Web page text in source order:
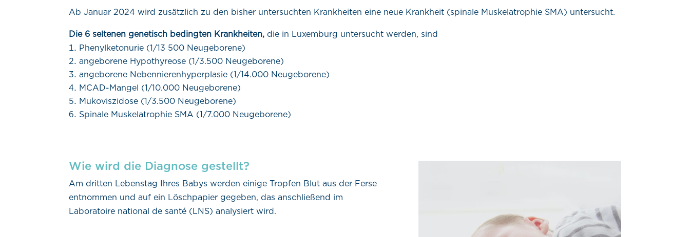
Ab Januar 2024 wird zusätzlich zu den bisher untersuchten Krankheiten eine neue Krankheit (spinale Muskelatrophie SMA) untersucht.
Die 6 seltenen genetisch bedingten Krankheiten, die in Luxemburg untersucht werden, sind
Phenylketonurie (1/13 500 Neugeborene)
angeborene Hypothyreose (1/3.500 Neugeborene)
angeborene Nebennierenhyperplasie (1/14.000 Neugeborene)
MCAD-Mangel (1/10.000 Neugeborene)
Mukoviszidose (1/3.500 Neugeborene)
Spinale Muskelatrophie SMA (1/7.000 Neugeborene)
Wie wird die Diagnose gestellt?
Am dritten Lebenstag Ihres Babys werden einige Tropfen Blut aus der Ferse
entnommen und auf ein Löschpapier gegeben, das anschließend im
Laboratoire national de santé (LNS) analysiert wird.